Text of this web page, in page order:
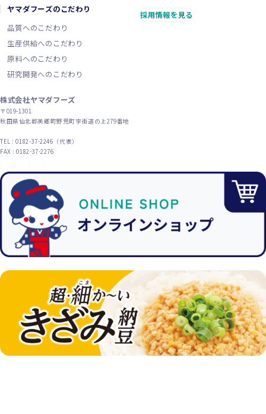
ヤマダフーズのこだわり
品質へのこだわり
生産供給へのこだわり
原料へのこだわり
研究開発へのこだわり
採用情報を見る
株式会社ヤマダフーズ
〒019-1301
秋田県仙北郡美郷町野荒町字街道の上279番地
TEL : 0182-37-2246（代表）
FAX : 0182-37-2276